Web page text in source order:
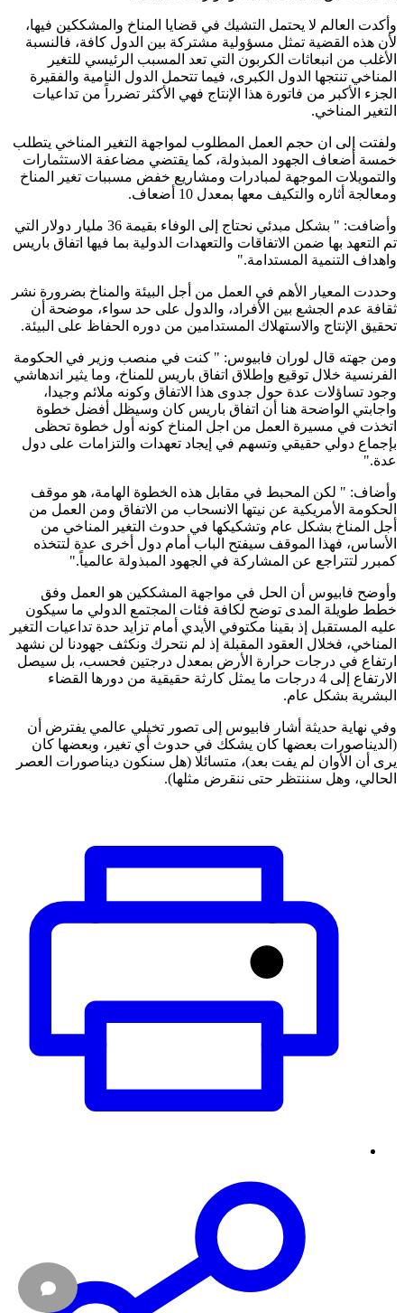
وأكدت العالم لا يحتمل التشيك في قضايا المناخ والمشككين فيها،
لأن هذه القضية تمثل مسؤولية مشتركة بين الدول كافة، فالنسبة
الأغلب من انبعاثات الكربون التي تعد المسبب الرئيسي للتغير
المناخي تنتجها الدول الكبرى، فيما تتحمل الدول النامية والفقيرة
الجزء الأكبر من فاتورة هذا الإنتاج فهي الأكثر تضرراً من تداعيات
التغير المناخي.
ولفتت إلى ان حجم العمل المطلوب لمواجهة التغير المناخي يتطلب
خمسة أضعاف الجهود المبذولة، كما يقتضي مضاعفة الاستثمارات
والتمويلات الموجهة لمبادرات ومشاريع خفض مسببات تغير المناخ
ومعالجة أثاره والتكيف معها بمعدل 10 أضعاف.
وأضافت: " بشكل مبدئي نحتاج إلى الوفاء بقيمة 36 مليار دولار التي
تم التعهد بها ضمن الاتفاقات والتعهدات الدولية بما فيها اتفاق باريس
واهداف التنمية المستدامة."
وحددت المعيار الأهم في العمل من أجل البيئة والمناخ بضرورة نشر
ثقافة عدم الجشع بين الأفراد، والدول على حد سواء، موضحة أن
تحقيق الإنتاج والاستهلاك المستدامين من دوره الحفاظ على البيئة.
ومن جهته قال لوران فابيوس: " كنت في منصب وزير في الحكومة
الفرنسية خلال توقيع وإطلاق اتفاق باريس للمناخ، وما يثير اندهاشي
وجود تساؤلات عدة حول جدوى هذا الاتفاق وكونه ملائم وجيدا،
واجابتي الواضحة هنا أن اتفاق باريس كان وسيظل أفضل خطوة
اتخذت في مسيرة العمل من اجل المناخ كونه أول خطوة تحظى
بإجماع دولي حقيقي وتسهم في إيجاد تعهدات والتزامات على دول
عدة."
وأضاف: " لكن المحبط في مقابل هذه الخطوة الهامة، هو موقف
الحكومة الأمريكية عن نيتها الانسحاب من الاتفاق ومن العمل من
أجل المناخ بشكل عام وتشكيكها في حدوث التغير المناخي من
الأساس، فهذا الموقف سيفتح الباب أمام دول أخرى عدة لتتخذه
كمبرر لتتراجع عن المشاركة في الجهود المبذولة عالمياً."
وأوضح فابيوس أن الحل في مواجهة المشككين هو العمل وفق
خطط طويلة المدى توضح لكافة فئات المجتمع الدولي ما سيكون
عليه المستقبل إذ بقينا مكتوفي الأيدي أمام تزايد حدة تداعيات التغير
المناخي، فخلال العقود المقبلة إذ لم نتحرك ونكثف جهودنا لن نشهد
ارتفاع في درجات حرارة الأرض بمعدل درجتين فحسب، بل سيصل
الارتفاع إلى 4 درجات ما يمثل كارثة حقيقية من دورها القضاء
البشرية بشكل عام.
وفي نهاية حديثة أشار فابيوس إلى تصور تخيلي عالمي يفترض أن
(الديناصورات بعضها كان يشكك في حدوث أي تغير، وبعضها كان
يرى أن الأوان لم يفت بعد)، متسائلا (هل سنكون ديناصورات العصر
الحالي، وهل سننتظر حتى ننقرض مثلها).